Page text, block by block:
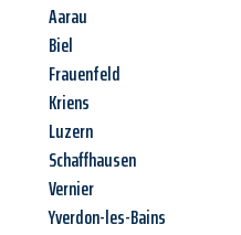
Aarau
Biel
Frauenfeld
Kriens
Luzern
Schaffhausen
Vernier
Yverdon-les-Bains